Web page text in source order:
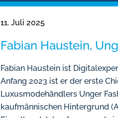
11. Juli 2025
Fabian Haustein,
Fabian Haustein ist
Anfang 2023 ist er der erste
Luxusmodehändlers Unger
kaufmännischen Hintergrund